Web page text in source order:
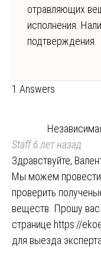
отравляющих
исполнения.
подтверждения.
1 Answers
Staff6 лет назад
Здравствуйте,
Мы можем провести
проверить
веществ. Прошу вас
странице https://
для выезда эксперта.